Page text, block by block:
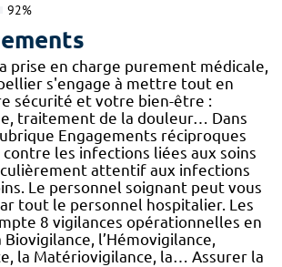
92%
prise en charge purement médicale,
s'engage à mettre tout en
sécurité et votre bien-être :
traitement de la douleur… Dans
Engagements réciproques
les infections liées aux soins
attentif aux infections
Le personnel soignant peut vous
tout le personnel hospitalier. Les
8 vigilances opérationnelles en
Biovigilance, l’Hémovigilance,
la Matériovigilance, la… Assurer la